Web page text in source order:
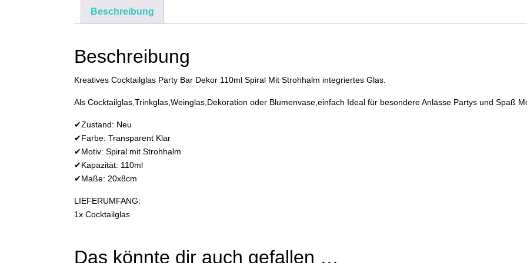
Beschreibung
Beschreibung
Kreatives Cocktailglas Party Bar Dekor 110ml Spiral Mit Strohhalm integriertes Glas.
Als Cocktailglas,Trinkglas,Weinglas,Dekoration oder Blumenvase,einfach Ideal für besondere Anlässe Partys und Spaß
✔Zustand: Neu
✔Farbe: Transparent Klar
✔Motiv: Spiral mit Strohhalm
✔Kapazität: 110ml
✔Maße: 20x8cm
LIEFERUMFANG:
1x Cocktailglas
Das könnte dir auch gefallen …